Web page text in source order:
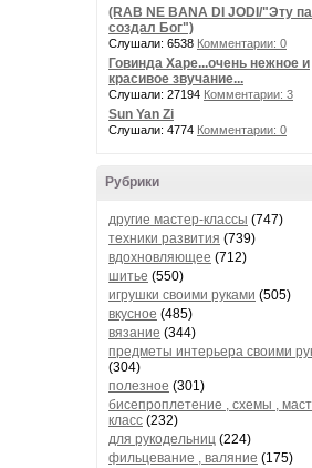
(RAB NE BANA DI JODI/"Эту
создал Бог")
Слушали: 6538 Комментарии: 0
Говинда Харе...очень нежное и
красивое звучание...
Слушали: 27194 Комментарии: 3
Sun Yan Zi
Слушали: 4774 Комментарии: 0
Рубрики
другие мастер-классы (747)
техники развития (739)
вдохновляющее (712)
шитье (550)
игрушки своими руками (505)
вкусное (485)
вязание (344)
предметы интерьера своими
(304)
полезное (301)
бисепроплетение , схемы ,
класс (232)
для рукодельниц (224)
фильцевание , валяние (175)